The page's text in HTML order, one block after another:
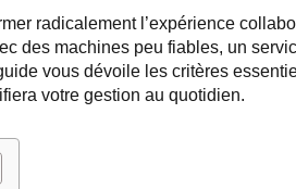
radicalement l’expérience
des machines peu fiables, un
vous dévoile les critères
votre gestion au quotidien.